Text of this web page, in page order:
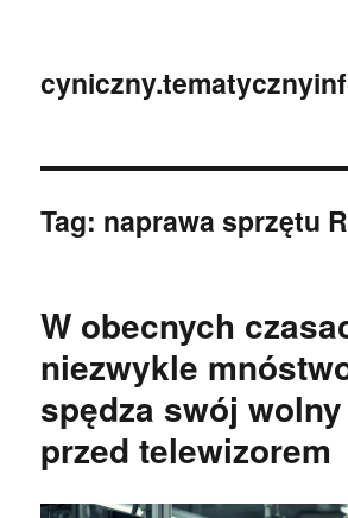
Tag: naprawa sprzętu
W obecnych
niezwykle
spędza swój
przed telewizorem